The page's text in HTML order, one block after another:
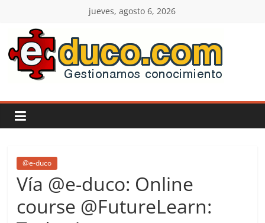
contenido
jueves, agosto 6, 2026
E-
duco:
Gestión
del
Conocimiento
@e-duco
Vía @e-duco: Online
course @FutureLearn: